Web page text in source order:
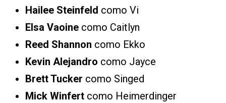
Hailee Steinfeld como Vi
Elsa Vaoine como Caitlyn
Reed Shannon como Ekko
Kevin Alejandro como Jayce
Brett Tucker como Singed
Mick Winfert como Heimerdinger